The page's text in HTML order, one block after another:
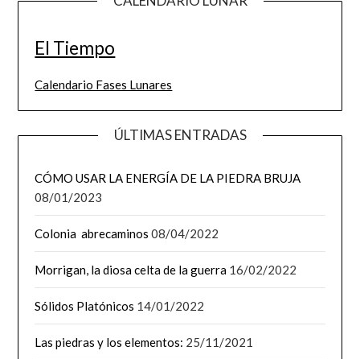
El Tiempo
Calendario Fases Lunares
ÚLTIMAS ENTRADAS
CÓMO USAR LA ENERGÍA DE LA PIEDRA BRUJA
08/01/2023
Colonia abrecaminos 08/04/2022
Morrigan, la diosa celta de la guerra 16/02/2022
Sólidos Platónicos 14/01/2022
Las piedras y los elementos: 25/11/2021